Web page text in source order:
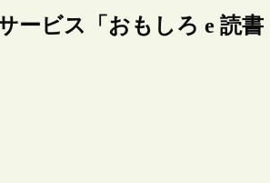
ービス「おもしろ e 読書